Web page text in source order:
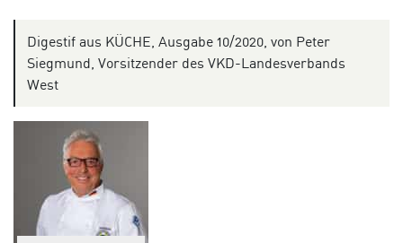
Digestif aus KÜCHE, Ausgabe 10/2020, von Peter
Siegmund, Vorsitzender des VKD-Landesverbands
West